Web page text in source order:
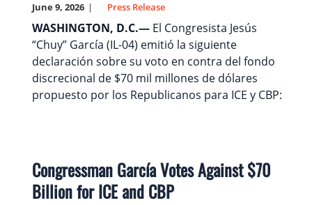
June 9, 2026 Press Release
WASHINGTON, D.C.— El Congresista Jesús
“Chuy” García (IL-04) emitió la siguiente
declaración sobre su voto en contra del fondo
discrecional de $70 mil millones de dólares
propuesto por los Republicanos para ICE y CBP:
Congressman García Votes Against $70
Billion for ICE and CBP